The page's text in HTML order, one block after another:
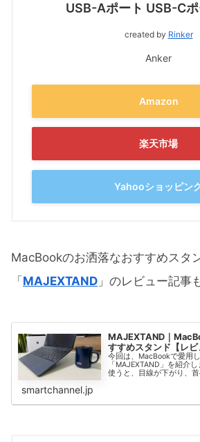
USB-Aポート USB-C
created by Rinker
Anker
Amazon
楽天市場
Yahooショッピン
MacBookのお洒落なおすすめスタ
「MAJEXTAND 」のレビュー記事
MAJEXTAND｜
すすめスタンド【レビ
今回は、MacBookで愛用
「MAJEXTAND」を紹介
使うと、目線が下がり、
smartchannel.jp